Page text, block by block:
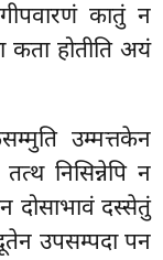
कातुं न
कता होतीति अयं
उम्मत्तकेन
निसिन्नेपि न
दोसाभावं दस्सेतुं
उपसम्पदा पन